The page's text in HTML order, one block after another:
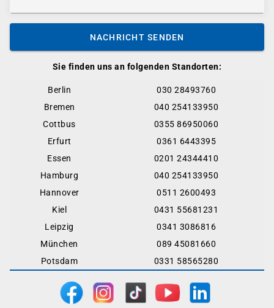
Sie finden uns an folgenden Standorten:
Berlin
030 28493760
Bremen
040 254133950
Cottbus
0355 86950060
Erfurt
0361 6443395
Essen
0201 24344410
Hamburg
040 254133950
Hannover
0511 2600493
Kiel
0431 55681231
Leipzig
0341 3086816
München
089 45081660
Potsdam
0331 58565280
NACHRICHT SENDEN